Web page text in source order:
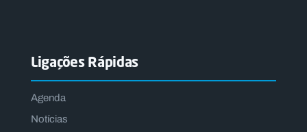
Ligações Rápidas
Agenda
Notícias